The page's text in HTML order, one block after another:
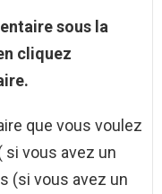
sous la
cliquez
que vous voulez
si vous avez un
(si vous avez un